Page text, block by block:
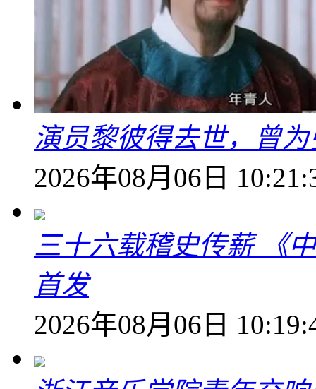
演员黎彼得去世，曾
2026年08月06日
三十六载稽史传薪 《
首发
2026年08月06日